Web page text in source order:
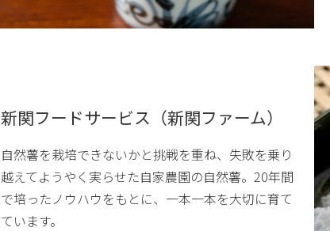
新関フードサービス（新関ファーム）
自然薯を栽培できないかと挑戦を重ね、失敗を乗り
越えてようやく実らせた自家農園の自然薯。20年間
で培ったノウハウをもとに、一本一本を大切に育て
ています。